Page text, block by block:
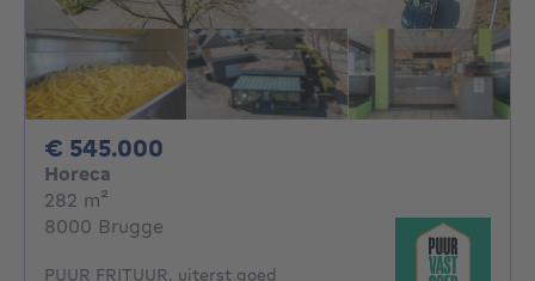
€ 545.000
Horeca
282 m²
8000 Brugge
PUUR FRITUUR, uiterst goed